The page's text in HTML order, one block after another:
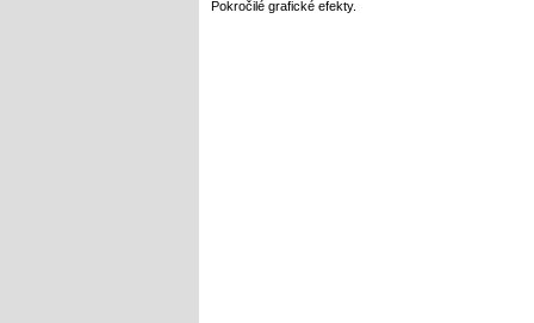
Pokročilé grafické efekty.